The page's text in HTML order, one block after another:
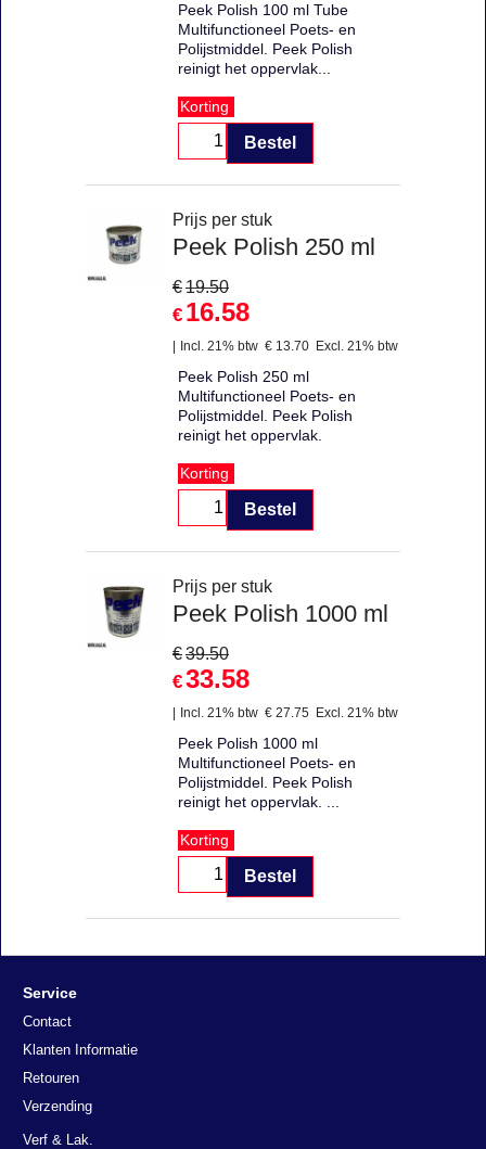
Peek Polish 100 ml Tube
Multifunctioneel Poets- en
Polijstmiddel. Peek Polish
reinigt het oppervlak...
Korting
Bestel
Prijs per stuk
Peek Polish 250 ml
€19.50
€ 16.58
Incl. 21% btw € 13.70 Excl. 21% btw
Peek Polish 250 ml
Multifunctioneel Poets- en
Polijstmiddel. Peek Polish
reinigt het oppervlak.
Korting
Bestel
Prijs per stuk
Peek Polish 1000 ml
€39.50
€33.58
Incl. 21% btw € 27.75 Excl. 21% btw
Peek Polish 1000 ml
Multifunctioneel Poets- en
Polijstmiddel. Peek Polish
reinigt het oppervlak. ...
Korting
Bestel
Service
Contact
Klanten Informatie
Retouren
Verzending
Verf & Lak.